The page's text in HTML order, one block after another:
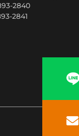
2840
2841